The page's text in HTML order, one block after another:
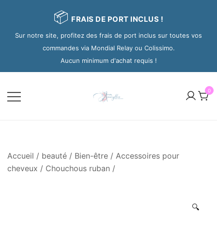
📦 FRAIS DE PORT INCLUS !
Sur notre site, profitez des frais de port inclus sur toutes vos
commandes via Mondial Relay ou Colissimo.
Aucun minimum d'achat requis !
0
Accueil / beauté / Bien-être / Accessoires pour
cheveux / Chouchous ruban /
🔍